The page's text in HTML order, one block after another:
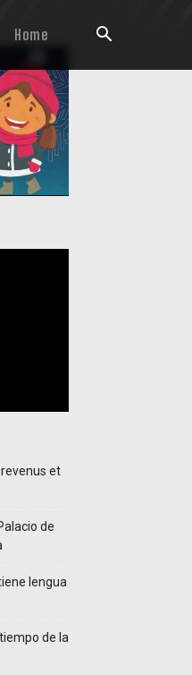
Home
et
de
lengua
de la